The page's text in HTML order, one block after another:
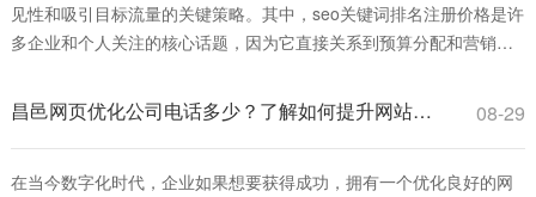
见性和吸引目标流量的关键策略。其中，seo关键词排名注册价格是许
多企业和个人关注的核心话题，因为它直接关系到预算分配和营销效
并提升其在搜索引擎结果页面（SERP）中的排名所需支付的费用，这
些费用可能包括服务注册费、
昌邑网页优化公司电话多少？了解如何提升网站排名和流量 08-29
在当今数字化时代，企业如果想要获得成功，拥有一个优化良好的网